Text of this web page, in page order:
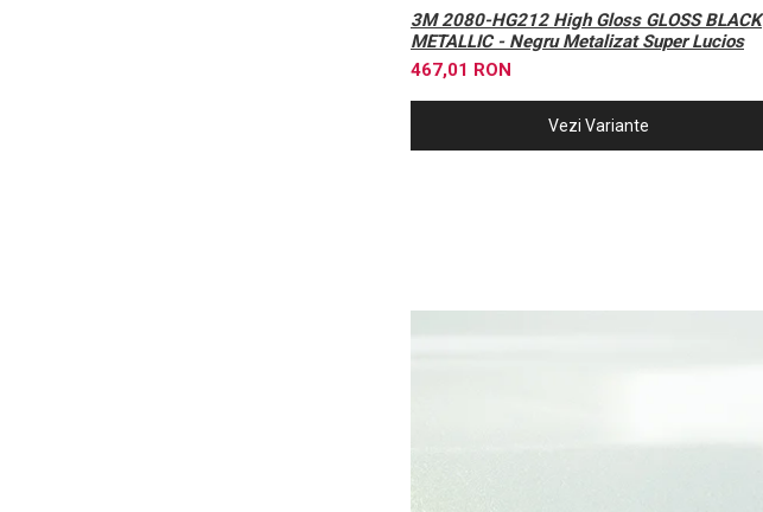
3M 2080-HG212 High Gloss GLOSS BLACK
METALLIC - Negru Metalizat Super Lucios
467,01 RON
Vezi Variante